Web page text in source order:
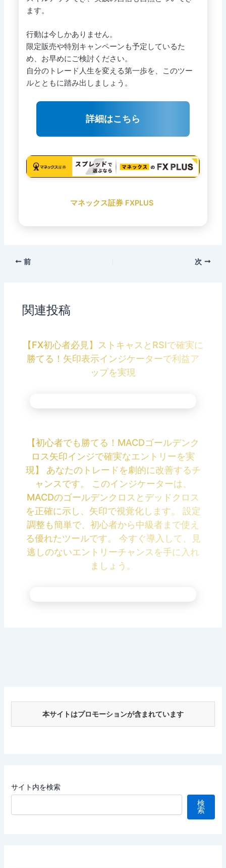
ます。
行動は今しかありません。
限定販売や特別キャンペーンも予定しているた
め、お早めにご検討ください。
自分のトレード人生を変える第一歩を、このツー
ルとともに踏み出しましょう。
詳細はこちら
マネックス証券 FXPLUS
前 次
関連投稿
【FX初心者必見】ストキャスとRSIで確実に
勝てる！矢印表示インジケーターで利益ア
ップを実現
【初心者でも勝てる！MACDゴールデンク
ロス矢印インジで確実なエントリーを実
現】 あなたのトレードを劇的に改善するチ
ャンスです。 このインジケーターは、
MACDのゴールデンクロスとデッドクロス
を正確に示し、矢印で視覚化します。 設定
調整も簡単で、初心者から中級者まで使え
る優れたツールです。 今すぐ導入して、見
逃しのないエントリーチャンスを手に入れ
ましょう。
本サイトはプロモーションが含まれています
サイト内を検索
検
索